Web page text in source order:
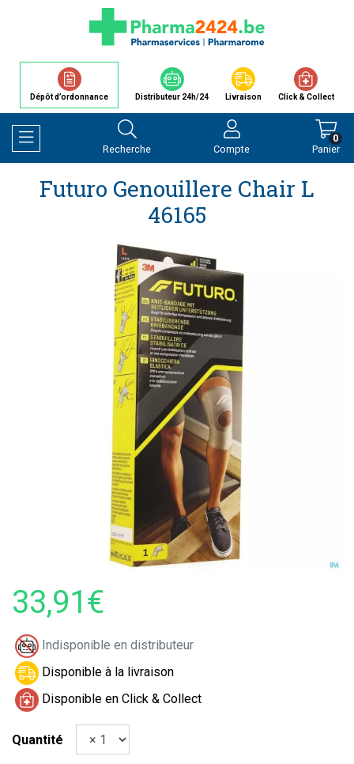
Dépôt d’ordonnance Distributeur 24h/24 Livraison Click & Collect
Afficher la navigation
Recherche Compte Panier
0
Futuro Genouillere Chair L
46165
33,91€
Indisponible en distributeur
Disponible à la livraison
Disponible en Click & Collect
Quantité